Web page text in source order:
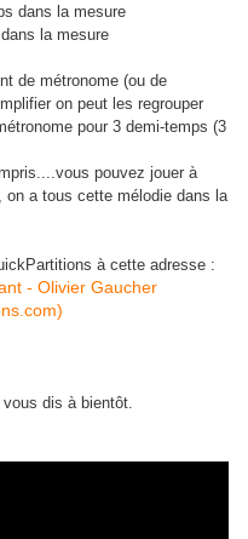
dans la mesure
la mesure
de métronome (ou de
on peut les regrouper
pour 3 demi-temps (3
pouvez jouer à
on a tous cette mélodie dans la
à cette adresse :
- Olivier Gaucher
dis à bientôt.